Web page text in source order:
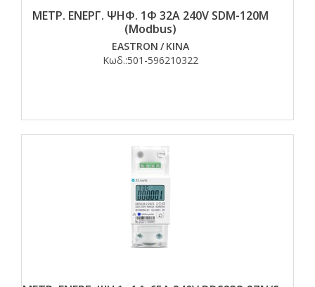
ΜΕΤΡ. ΕΝΕΡΓ. ΨΗΦ. 1Φ 32Α 240V SDM-120M
(Modbus)
EASTRON / ΚΙΝΑ
Κωδ.:501-596210322